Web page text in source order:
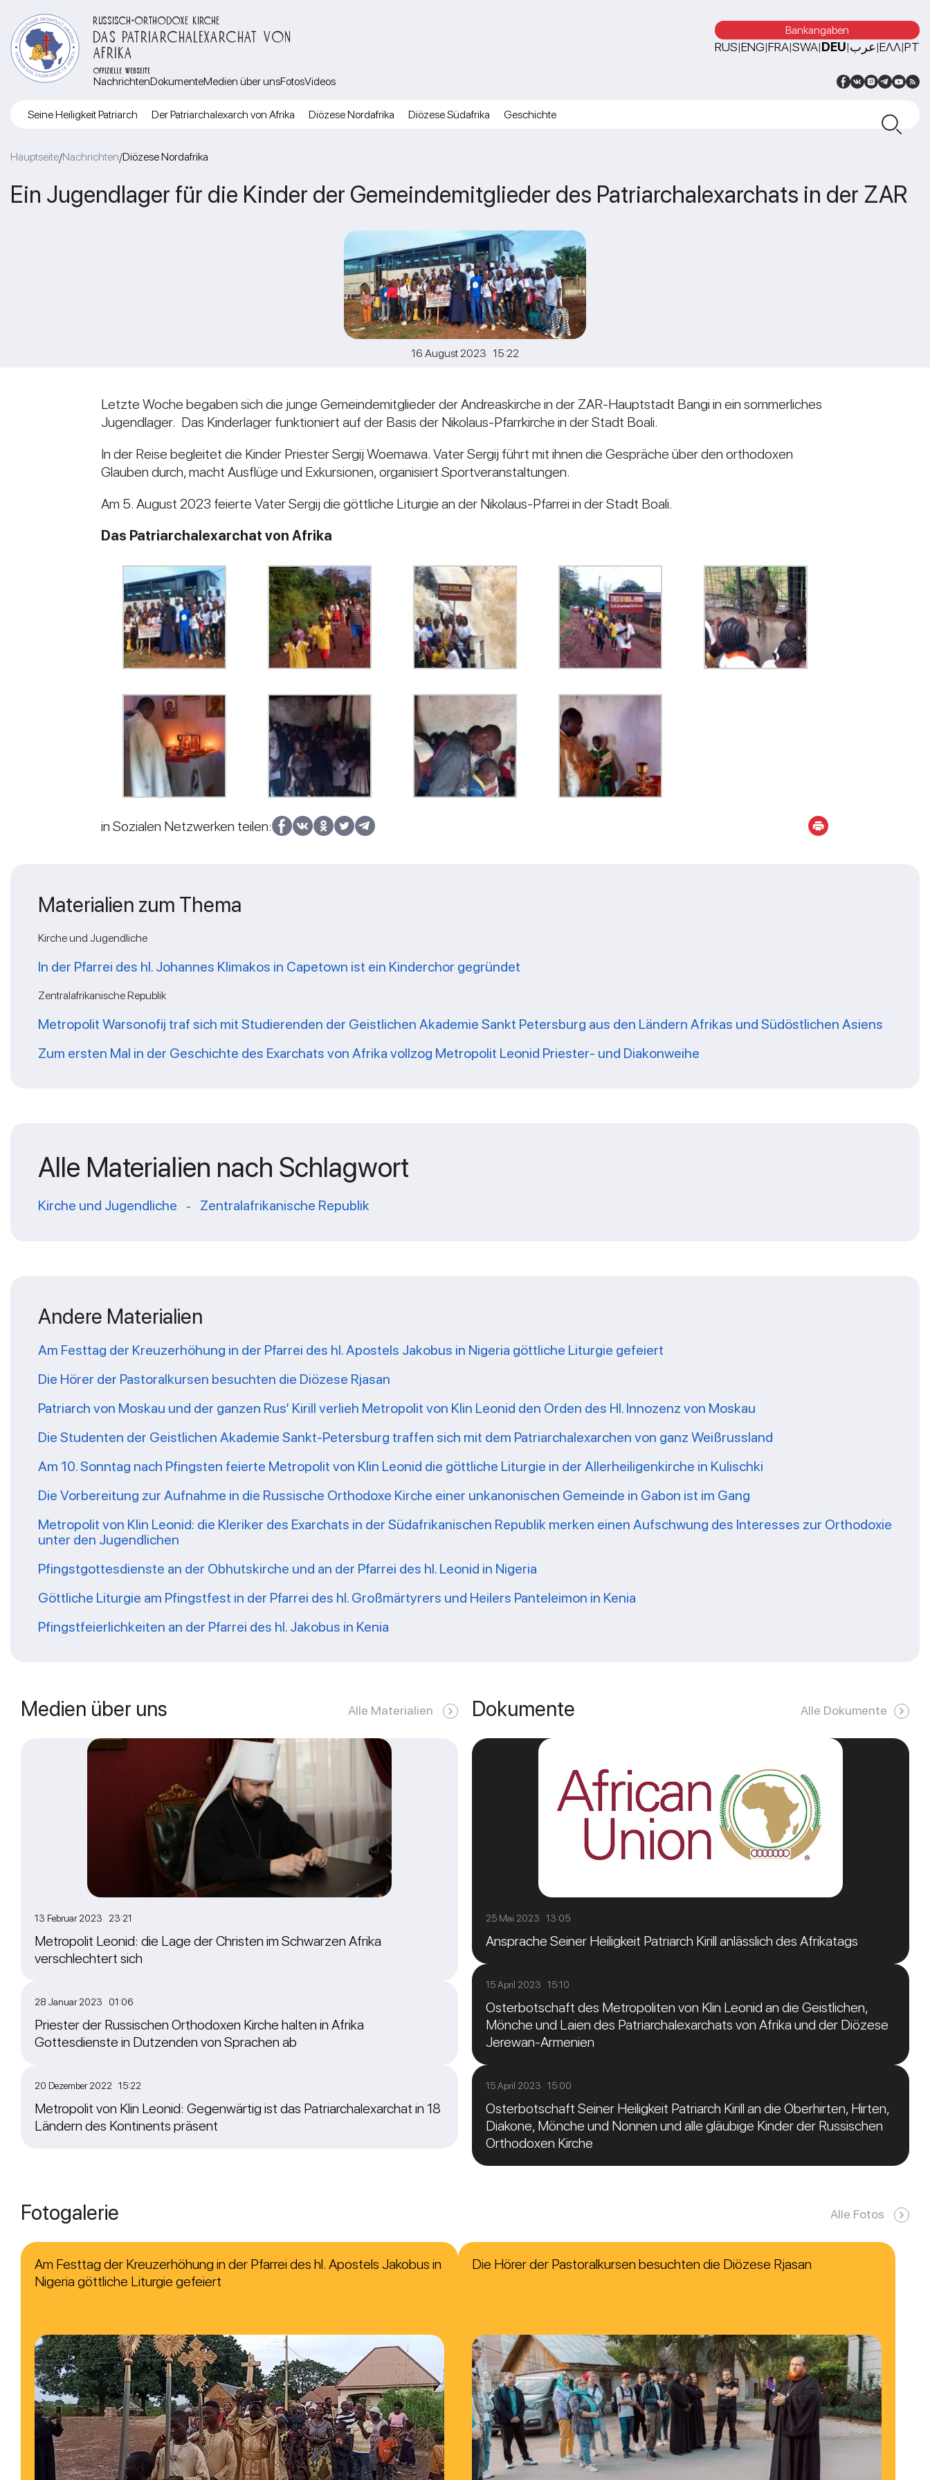
RUSSISCH-ORTHODOXE KIRCHE
DAS PATRIARCHALEXARCHAT VON
AFRIKA
OFFIZIELLE WEBSEITE
Bankangaben
RUS|ENG|FRA|SWA|DEU|عرب|ΕΛΛ|PT
NachrichtenDokumenteMedien über unsFotosVideos
Seine Heiligkeit Patriarch Der Patriarchalexarch von Afrika Diözese Nordafrika Diözese Südafrika Geschichte
Hauptseite/Nachrichten/Diözese Nordafrika
Ein Jugendlager für die Kinder der Gemeindemitglieder des Patriarchalexarchats in der ZAR
16 August 2023 15:22
Letzte Woche begaben sich die junge Gemeindemitglieder der Andreaskirche in der ZAR-Hauptstadt Bangi in ein sommerliches
Jugendlager. Das Kinderlager funktioniert auf der Basis der Nikolaus-Pfarrkirche in der Stadt Boali.
In der Reise begleitet die Kinder Priester Sergij Woemawa. Vater Sergij führt mit ihnen die Gespräche über den orthodoxen
Glauben durch, macht Ausflüge und Exkursionen, organisiert Sportveranstaltungen.
Am 5. August 2023 feierte Vater Sergij die göttliche Liturgie an der Nikolaus-Pfarrei in der Stadt Boali.
Das Patriarchalexarchat von Afrika
in Sozialen Netzwerken teilen:
Materialien zum Thema
Kirche und Jugendliche
In der Pfarrei des hl. Johannes Klimakos in Capetown ist ein Kinderchor gegründet
Zentralafrikanische Republik
Metropolit Warsonofij traf sich mit Studierenden der Geistlichen Akademie Sankt Petersburg aus den Ländern Afrikas und Südöstlichen Asiens
Zum ersten Mal in der Geschichte des Exarchats von Afrika vollzog Metropolit Leonid Priester- und Diakonweihe
Alle Materialien nach Schlagwort
Kirche und Jugendliche - Zentralafrikanische Republik
Andere Materialien
Am Festtag der Kreuzerhöhung in der Pfarrei des hl. Apostels Jakobus in Nigeria göttliche Liturgie gefeiert
Die Hörer der Pastoralkursen besuchten die Diözese Rjasan
Patriarch von Moskau und der ganzen Rus’ Kirill verlieh Metropolit von Klin Leonid den Orden des Hl. Innozenz von Moskau
Die Studenten der Geistlichen Akademie Sankt-Petersburg traffen sich mit dem Patriarchalexarchen von ganz Weißrussland
Am 10. Sonntag nach Pfingsten feierte Metropolit von Klin Leonid die göttliche Liturgie in der Allerheiligenkirche in Kulischki
Die Vorbereitung zur Aufnahme in die Russische Orthodoxe Kirche einer unkanonischen Gemeinde in Gabon ist im Gang
Metropolit von Klin Leonid: die Kleriker des Exarchats in der Südafrikanischen Republik merken einen Aufschwung des Interesses zur Orthodoxie
unter den Jugendlichen
Pfingstgottesdienste an der Obhutskirche und an der Pfarrei des hl. Leonid in Nigeria
Göttliche Liturgie am Pfingstfest in der Pfarrei des hl. Großmärtyrers und Heilers Panteleimon in Kenia
Pfingstfeierlichkeiten an der Pfarrei des hl. Jakobus in Kenia
Medien über uns Alle Materialien
13 Februar 2023 23:21
Metropolit Leonid: die Lage der Christen im Schwarzen Afrika
verschlechtert sich
28 Januar 2023 01:06
Priester der Russischen Orthodoxen Kirche halten in Afrika
Gottesdienste in Dutzenden von Sprachen ab
20 Dezember 2022 15:22
Metropolit von Klin Leonid: Gegenwärtig ist das Patriarchalexarchat in 18
Ländern des Kontinents präsent
Dokumente Alle Dokumente
25 Mai 2023 13:05
Ansprache Seiner Heiligkeit Patriarch Kirill anlässlich des Afrikatags
15 April 2023 15:10
Osterbotschaft des Metropoliten von Klin Leonid an die Geistlichen,
Mönche und Laien des Patriarchalexarchats von Afrika und der Diözese
Jerewan-Armenien
15 April 2023 15:00
Osterbotschaft Seiner Heiligkeit Patriarch Kirill an die Oberhirten, Hirten,
Diakone, Mönche und Nonnen und alle gläubige Kinder der Russischen
Orthodoxen Kirche
Fotogalerie Alle Fotos
Am Festtag der Kreuzerhöhung in der Pfarrei des hl. Apostels Jakobus in
Nigeria göttliche Liturgie gefeiert
Die Hörer der Pastoralkursen besuchten die Diözese Rjasan